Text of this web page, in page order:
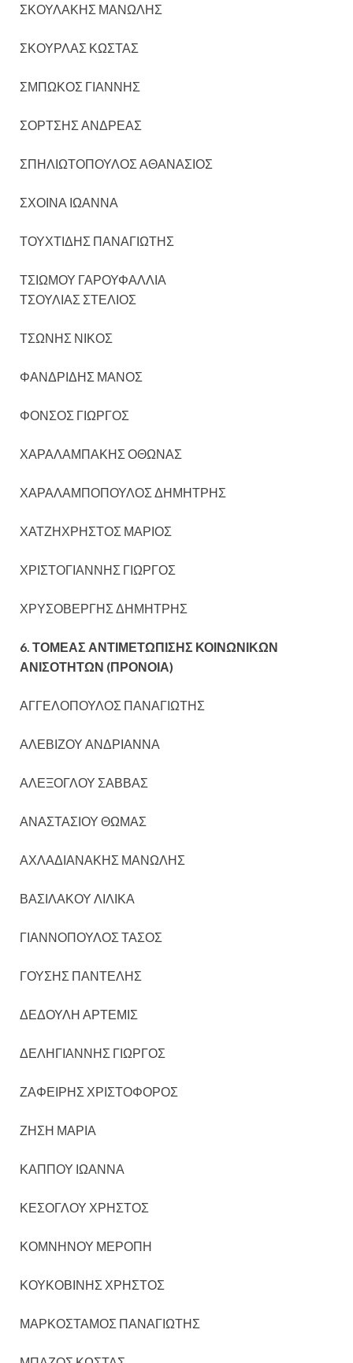
ΣΚΟΥΛΑΚΗΣ ΜΑΝΩΛΗΣ
ΣΚΟΥΡΛΑΣ ΚΩΣΤΑΣ
ΣΜΠΩΚΟΣ ΓΙΑΝΝΗΣ
ΣΟΡΤΣΗΣ ΑΝΔΡΕΑΣ
ΣΠΗΛΙΩΤΟΠΟΥΛΟΣ ΑΘΑΝΑΣΙΟΣ
ΣΧΟΙΝΑ ΙΩΑΝΝΑ
ΤΟΥΧΤΙΔΗΣ ΠΑΝΑΓΙΩΤΗΣ
ΤΣΙΩΜΟΥ ΓΑΡΟΥΦΑΛΛΙΑ
ΤΣΟΥΛΙΑΣ ΣΤΕΛΙΟΣ
ΤΣΩΝΗΣ ΝΙΚΟΣ
ΦΑΝΔΡΙΔΗΣ ΜΑΝΟΣ
ΦΟΝΣΟΣ ΓΙΩΡΓΟΣ
ΧΑΡΑΛΑΜΠΑΚΗΣ ΟΘΩΝΑΣ
ΧΑΡΑΛΑΜΠΟΠΟΥΛΟΣ ΔΗΜΗΤΡΗΣ
ΧΑΤΖΗΧΡΗΣΤΟΣ ΜΑΡΙΟΣ
ΧΡΙΣΤΟΓΙΑΝΝΗΣ ΓΙΩΡΓΟΣ
ΧΡΥΣΟΒΕΡΓΗΣ ΔΗΜΗΤΡΗΣ
6. ΤΟΜΕΑΣ ΑΝΤΙΜΕΤΩΠΙΣΗΣ ΚΟΙΝΩΝΙΚΩΝ
ΑΝΙΣΟΤΗΤΩΝ (ΠΡΟΝΟΙΑ)
ΑΓΓΕΛΟΠΟΥΛΟΣ ΠΑΝΑΓΙΩΤΗΣ
ΑΛΕΒΙΖΟΥ ΑΝΔΡΙΑΝΝΑ
ΑΛΕΞΟΓΛΟΥ ΣΑΒΒΑΣ
ΑΝΑΣΤΑΣΙΟΥ ΘΩΜΑΣ
ΑΧΛΑΔΙΑΝΑΚΗΣ ΜΑΝΩΛΗΣ
ΒΑΣΙΛΑΚΟΥ ΛΙΛΙΚΑ
ΓΙΑΝΝΟΠΟΥΛΟΣ ΤΑΣΟΣ
ΓΟΥΣΗΣ ΠΑΝΤΕΛΗΣ
ΔΕΔΟΥΛΗ ΑΡΤΕΜΙΣ
ΔΕΛΗΓΙΑΝΝΗΣ ΓΙΩΡΓΟΣ
ΖΑΦΕΙΡΗΣ ΧΡΙΣΤΟΦΟΡΟΣ
ΖΗΣΗ ΜΑΡΙΑ
ΚΑΠΠΟΥ ΙΩΑΝΝΑ
ΚΕΣΟΓΛΟΥ ΧΡΗΣΤΟΣ
ΚΟΜΝΗΝΟΥ ΜΕΡΟΠΗ
ΚΟΥΚΟΒΙΝΗΣ ΧΡΗΣΤΟΣ
ΜΑΡΚΟΣΤΑΜΟΣ ΠΑΝΑΓΙΩΤΗΣ